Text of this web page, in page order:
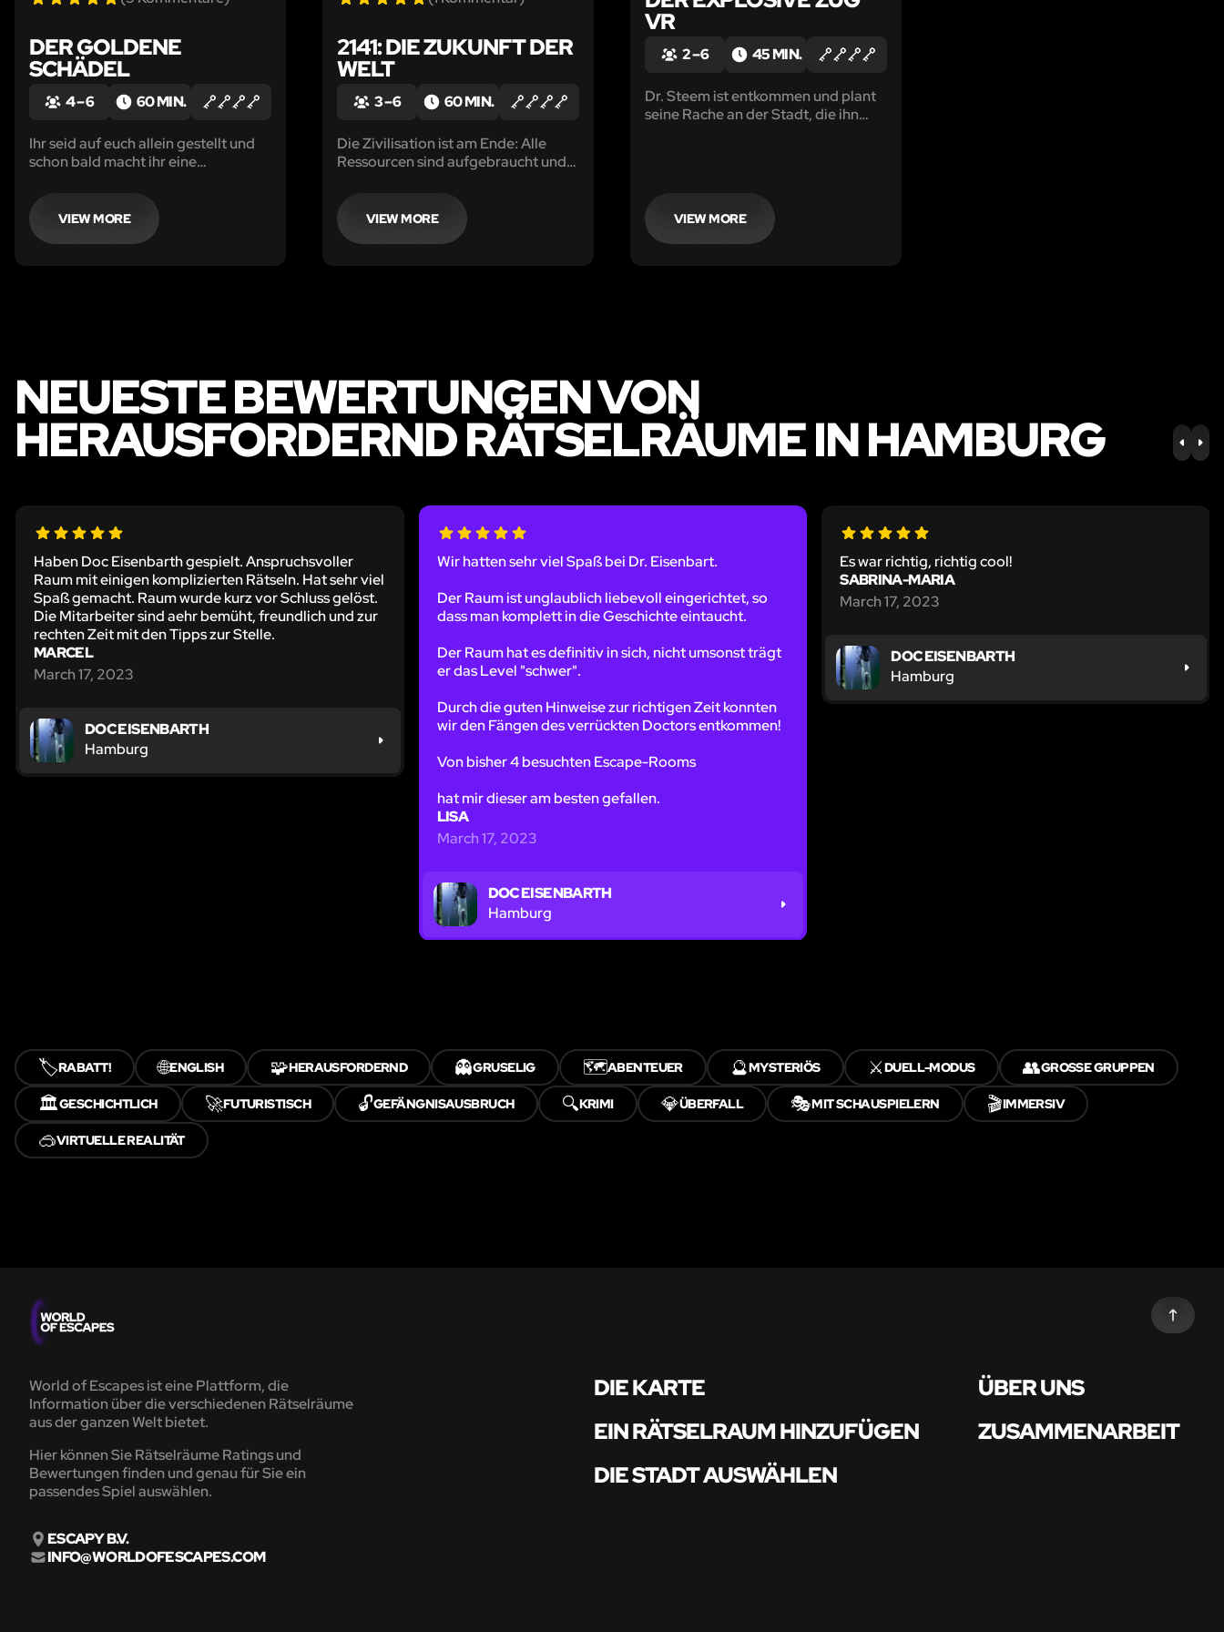
DER GOLDENE
SCHÄDEL
4 – 6 60 MIN.
Ihr seid auf euch allein gestellt und
schon bald macht ihr eine
verändert - das Abenteuer beginnt.
VIEW MORE
2141: DIE ZUKUNFT DER
WELT
3 – 6 60 MIN.
Die Zivilisation ist am Ende: Alle
Ressourcen sind aufgebraucht und
euch zum Planeten Yavin bringen
kann.VIEW MORE
VR
2 – 6 45 MIN.
Dr. Steem ist entkommen und plant
seine Rache an der Stadt, die ihn
VIEW MORE
NEUESTE BEWERTUNGEN VON
HERAUSFORDERND RÄTSELRÄUME IN HAMBURG PREV
Haben Doc Eisenbarth gespielt. Anspruchsvoller
Raum mit einigen komplizierten Rätseln. Hat sehr viel
Spaß gemacht. Raum wurde kurz vor Schluss gelöst.
Die Mitarbeiter sind aehr bemüht, freundlich und zur
rechten Zeit mit den Tipps zur Stelle.
MARCEL
March 17, 2023
DOC EISENBARTH
Hamburg
Wir hatten sehr viel Spaß bei Dr. Eisenbart.
Der Raum ist unglaublich liebevoll eingerichtet, so
dass man komplett in die Geschichte eintaucht.
Der Raum hat es definitiv in sich, nicht umsonst trägt
er das Level "schwer".
Durch die guten Hinweise zur richtigen Zeit konnten
wir den Fängen des verrückten Doctors entkommen!
Von bisher 4 besuchten Escape-Rooms
hat mir dieser am besten gefallen.
LISA
March 17, 2023
DOC EISENBARTH
Hamburg
Es war richtig, richtig cool!
SABRINA-MARIA
March 17, 2023
DOC EISENBARTH
Hamburg
🏷️RABATT! 🌐ENGLISH 🧩HERAUSFORDERND 👻GRUSELIG 🗺️ABENTEUER 🔮MYSTERIÖS ⚔️DUELL-MODUS 👥GROSSE GRUPPEN
🏛️GESCHICHTLICH 🚀FUTURISTISCH 🔓GEFÄNGNISAUSBRUCH 🔍KRIMI 💎ÜBERFALL 🎭MIT SCHAUSPIELERN 🎬IMMERSIV
🥽VIRTUELLE REALITÄT
World of Escapes ist eine Plattform, die
Information über die verschiedenen Rätselräume
aus der ganzen Welt bietet.
Hier können Sie Rätselräume Ratings und
Bewertungen finden und genau für Sie ein
passendes Spiel auswählen.
ESCAPY B.V.
INFO@WORLDOFESCAPES.COM
DIE KARTE
ÜBER UNS
EIN RÄTSELRAUM HINZUFÜGEN
ZUSAMMENARBEIT
DIE STADT AUSWÄHLEN